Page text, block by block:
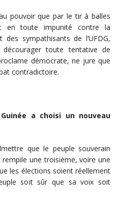
pouvoir que par le tir à balles
en toute impunité contre la
sympathisants de l’UFDG,
toute tentative de
démocrate, ne jure que
contradictoire.
a choisi un nouveau
que le peuple souverain
rempile une troisième, voire une
les élections soient réellement
soit sûr que sa voix soit